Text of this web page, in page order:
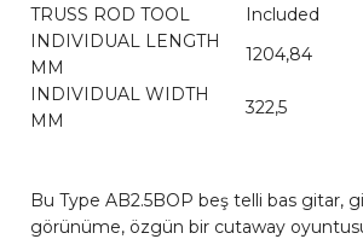
TRUSS ROD TOOL
Included
INDIVIDUAL LENGTH
MM
1204,84
INDIVIDUAL WIDTH
MM
322,5
Bu Type AB2.5BOP beş telli bas gitar,
görünüme, özgün bir cutaway